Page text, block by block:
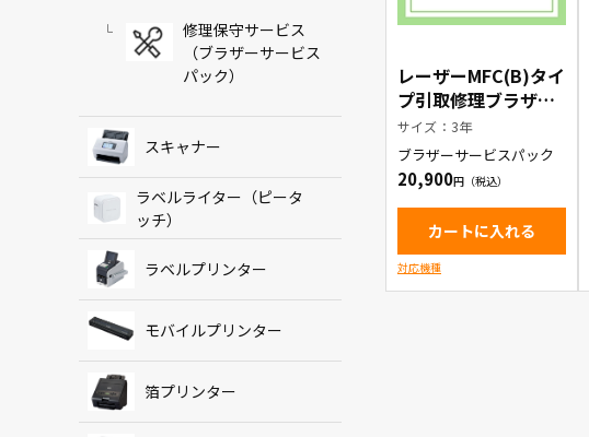
修理保守サービス
（ブラザーサービス
パック）
スキャナー
ラベルライター（ピータ
ッチ）
ラベルプリンター
モバイルプリンター
箔プリンター
レーザーMFC(B)タイ
プ引取修理ブラザー
サービスパック3年
サイズ：3年
ブラザーサービスパック
20,900
カートに入れる
対応機種